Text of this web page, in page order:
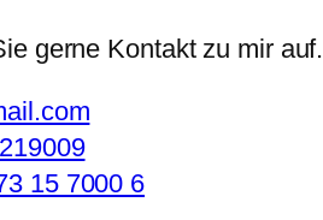
gerne Kontakt zu mir auf.
15 7000 6